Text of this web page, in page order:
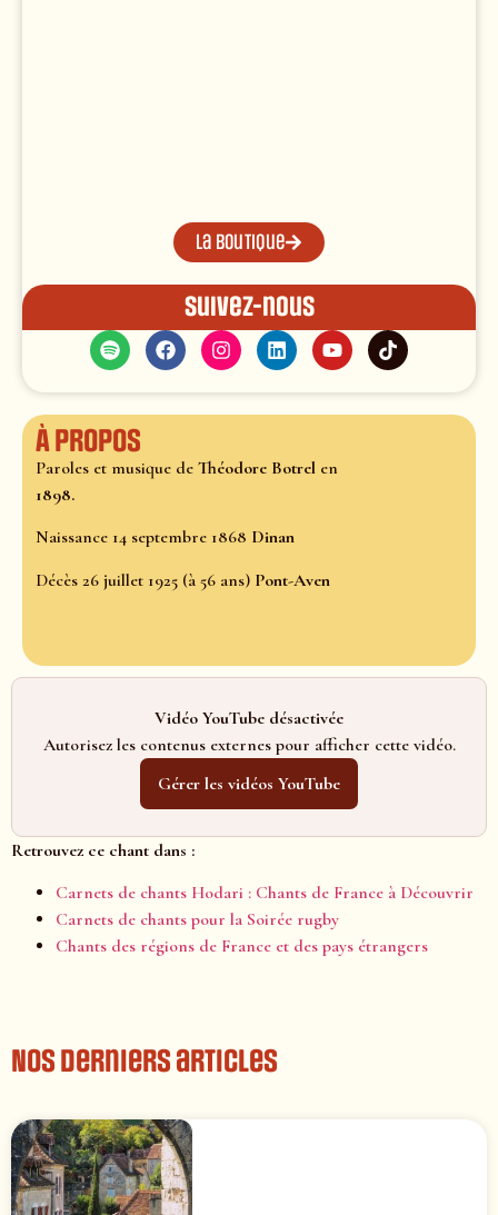
La boutique
Suivez-nous
À propos
Paroles et musique de Théodore Botrel en
1898.
Naissance 14 septembre 1868 Dinan
Décès 26 juillet 1925 (à 56 ans) Pont-Aven
Vidéo YouTube désactivée
Autorisez les contenus externes pour afficher cette vidéo.
Gérer les vidéos YouTube
Retrouvez ce chant dans :
Carnets de chants Hodari : Chants de France à Découvrir
Carnets de chants pour la Soirée rugby
Chants des régions de France et des pays étrangers
Nos derniers articles